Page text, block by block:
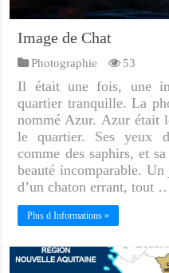
Image de Chat
Photographie 53
Il était une fois, une
quartier tranquille. La
nommé Azur. Azur était
le quartier. Ses yeux
comme des saphirs, et
beauté incomparable.
d’un chaton errant, tout
Plus d Informations »